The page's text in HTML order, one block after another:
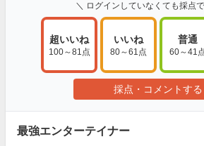
＼ ログインしていなくても採点
超いいね
100～81点
いいね
80～61点
普通
60～41
採点・コメントする
最強エンターテイナー